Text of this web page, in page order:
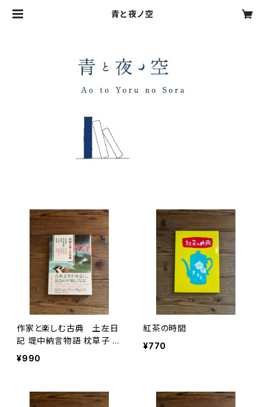
青と夜ノ空
作家と楽しむ古典 土左日
記 堤中納言物語 枕草子 方
丈記 徒然草
¥990
紅茶の時間
¥770